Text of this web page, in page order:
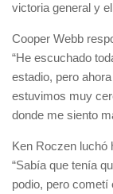
victoria general y
Cooper Webb
“He escuchado
estadio, pero
estuvimos muy
donde me siento
Ken Roczen luchó
“Sabía que tenía
podio, pero